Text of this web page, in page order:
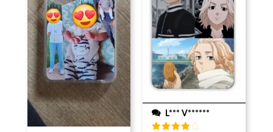
L*** V******